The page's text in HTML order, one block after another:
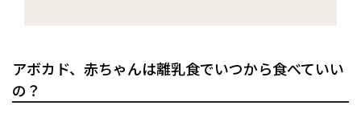
アボカド、赤ちゃんは離乳食でいつから食べていい
の？